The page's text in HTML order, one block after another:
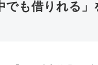
でも借りれる